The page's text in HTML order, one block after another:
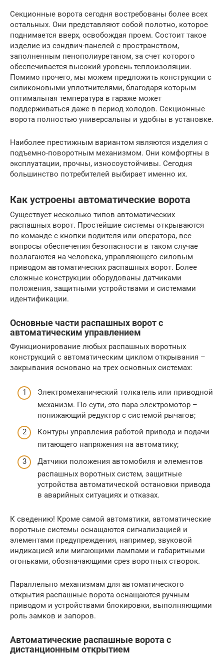
Секционные ворота сегодня востребованы более всех
остальных. Они представляют собой полотно, которое
поднимается вверх, освобождая проем. Состоит такое
изделие из сэндвич-панелей с пространством,
заполненным пенополиуретаном, за счет которого
обеспечивается высокий уровень теплоизоляции.
Помимо прочего, мы можем предложить конструкции с
силиконовыми уплотнителями, благодаря которым
оптимальная температура в гараже может
поддерживаться даже в период холодов. Секционные
ворота полностью универсальны и удобны в установке.
Наиболее престижным вариантом являются изделия с
подъемно-поворотным механизмом. Они комфортны в
эксплуатации, прочны, износоустойчивы. Сегодня
большинство потребителей выбирает именно их.
Как устроены автоматические ворота
Существует несколько типов автоматических
распашных ворот. Простейшие системы открываются
по команде с кнопки водителя или оператора, все
вопросы обеспечения безопасности в таком случае
возлагаются на человека, управляющего силовым
приводом автоматических распашных ворот. Более
сложные конструкции оборудованы датчиками
положения, защитными устройствами и системами
идентификации.
Основные части распашных ворот с
автоматическим управлением
Функционирование любых распашных воротных
конструкций с автоматическим циклом открывания –
закрывания основано на трех основных системах:
Электромеханический толкатель или приводной
механизм. По сути, это пара электромотор –
понижающий редуктор с системой рычагов;
Контуры управления работой привода и подачи
питающего напряжения на автоматику;
Датчики положения автомобиля и элементов
распашных воротных систем, защитные
устройства автоматической остановки привода
в аварийных ситуациях и отказах.
К сведению! Кроме самой автоматики, автоматические
воротные системы оснащаются сигнализацией и
элементами предупреждения, например, звуковой
индикацией или мигающими лампами и габаритными
огоньками, обозначающими срез воротных створок.
Параллельно механизмам для автоматического
открытия распашные ворота оснащаются ручным
приводом и устройствами блокировки, выполняющими
роль замков и запоров.
Автоматические распашные ворота с
дистанционным открытием